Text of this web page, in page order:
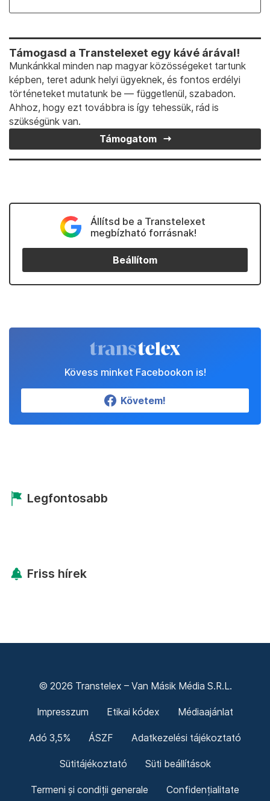
Támogasd a Transtelexet egy kávé árával!
Munkánkkal minden nap magyar közösségeket tartunk
képben, teret adunk helyi ügyeknek, és fontos erdélyi
történeteket mutatunk be — függetlenül, szabadon.
Ahhoz, hogy ezt továbbra is így tehessük, rád is
szükségünk van.
Támogatom
Állítsd be a Transtelexet
megbízható forrásnak!
Beállítom
Kövess minket Facebookon is!
Követem!
Legfontosabb
Friss hírek
© 2026 Transtelex – Van Másik Média S.R.L.
Impresszum Etikai kódex Médiaajánlat
Adó 3,5% ÁSZF Adatkezelési tájékoztató
Sütitájékoztató Süti beállítások
Termeni și condiții generale Confidențialitate